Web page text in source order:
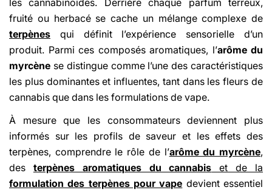
fruité ou herbacé se cache un mélange complexe de
terpènes qui définit l’expérience sensorielle d’un
produit. Parmi ces composés aromatiques, l’arôme du
myrcène se distingue comme l’une des caractéristiques
les plus dominantes et influentes, tant dans les fleurs de
cannabis que dans les formulations de vape.
À mesure que les consommateurs deviennent plus
informés sur les profils de saveur et les effets des
terpènes, comprendre le rôle de l’arôme du myrcène,
des terpènes aromatiques du cannabis et de la
formulation des terpènes pour vape devient essentiel